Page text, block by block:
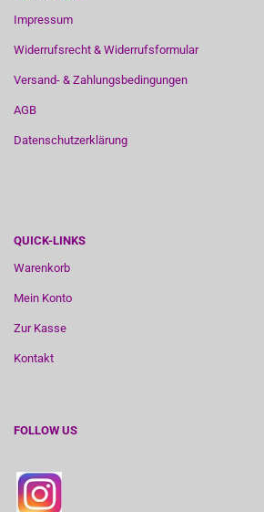
Impressum
Widerrufsrecht & Widerrufsformular
Versand- & Zahlungsbedingungen
AGB
Datenschutzerklärung
QUICK-LINKS
Warenkorb
Mein Konto
Zur Kasse
Kontakt
FOLLOW US